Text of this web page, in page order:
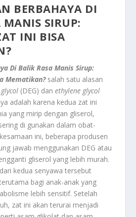
BERBAHAYA DI
MANIS SIRUP:
INI BISA
Di Balik Rasa Manis Sirup:
Mematikan? salah satu alasan
(DEG) danethylene glycol
adalah karena kedua zat ini
yang mirip dengan gliserol,
di gunakan dalam obat-
ini, beberapa produsen
jawab menggunakan DEG atau
gliserol yang lebih murah.
kedua senyawa tersebut
bagi anak-anak yang
lebih sensitif. Setelah
zat ini akan terurai menjadi